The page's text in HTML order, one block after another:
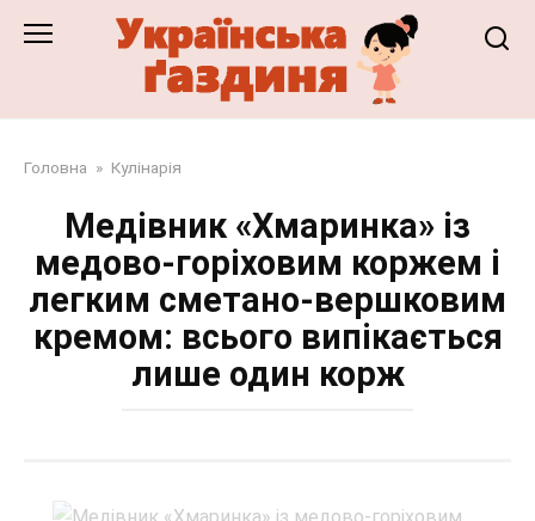
Головна » Кулінарія
Медівник «Хмаринка» із
медово-горіховим коржем і
легким сметано-вершковим
кремом: всього випікається
лише один корж